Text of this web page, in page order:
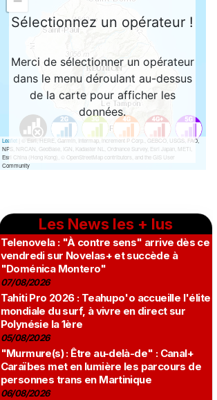
Les News les + lus
Telenovela : "À contre sens" arrive dès ce
vendredi sur Novelas+ et succède à
"Doménica Montero"
07/08/2026
Tahiti Pro 2026 : Teahupo'o accueille l'élite
mondiale du surf, à vivre en direct sur
Polynésie la 1ère
05/08/2026
"Murmure(s) : Être au-delà-de" : Canal+
Caraïbes met en lumière les parcours de
personnes trans en Martinique
06/08/2026